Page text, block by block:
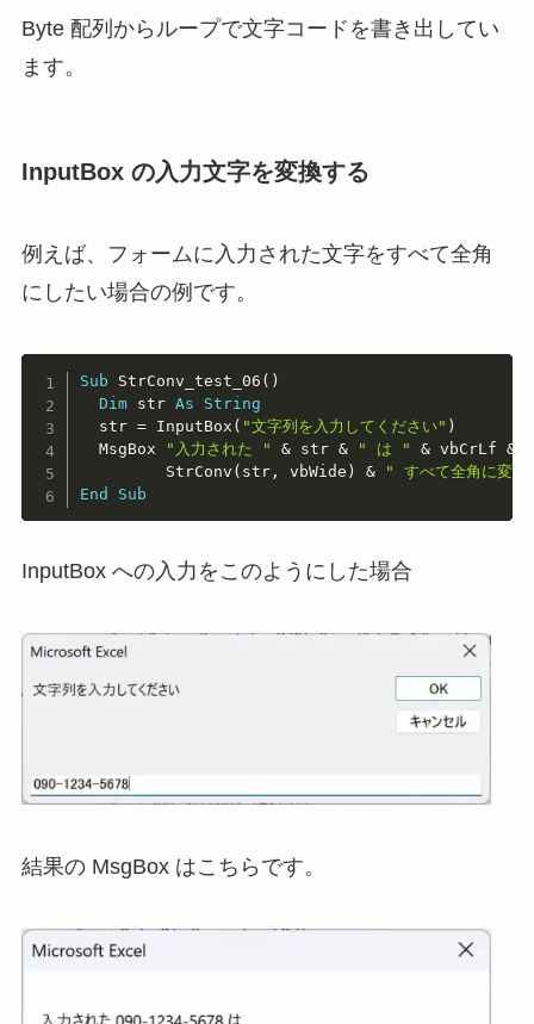
Byte 配列からループで文字コードを書き出してい
ます。
InputBox の入力文字を変換する
例えば、フォームに入力された文字をすべて全角
にしたい場合の例です。
Sub StrConv_test_06 ( )
Dim str As
String
  str
= InputBox ( "文字列を入力してください" )
  MsgBox
"入力された " & str & " は " & vbCrLf &
         StrConv
( str , vbWide ) &
" すべて全角に変換
End
Sub
InputBox への入力をこのようにした場合
結果の MsgBox はこちらです。